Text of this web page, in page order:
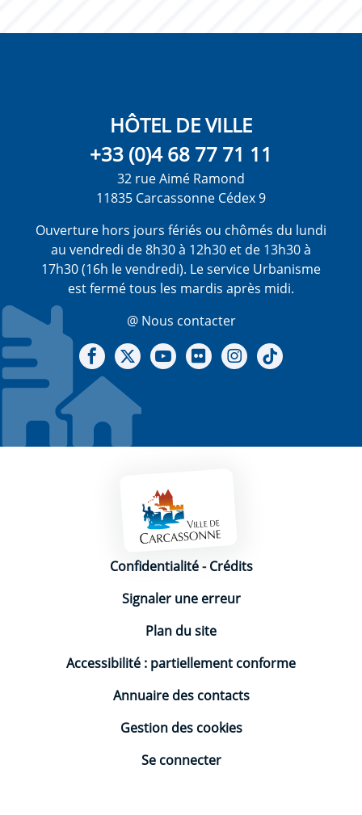
HÔTEL DE VILLE
+33 (0)4 68 77 71 11
32 rue Aimé Ramond
11835 Carcassonne Cédex 9
Ouverture hors jours fériés ou chômés du lundi
au vendredi de 8h30 à 12h30 et de 13h30 à
17h30 (16h le vendredi). Le service Urbanisme
est fermé tous les mardis après midi.
@ Nous contacter
Notre Facebook
Notre X - (twitter)
Notre chaine Youtube
Notre Gallerie sur Flickr
Notre Instagram
Mentions légales
Confidentialité-Crédits
Signaler une erreur
Plan du site
Accessibilité : partiellement conforme
Annuaire des contacts
Gestion des cookies
Se connecter